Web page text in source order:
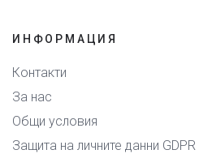
ИНФОРМАЦИЯ
Контакти
За нас
Общи условия
Защита на личните данни GDPR